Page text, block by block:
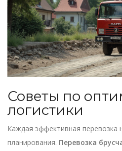
Советы по
логистики
Каждая эффективная перевозка
планирования. Перевозка